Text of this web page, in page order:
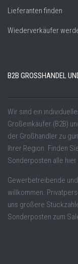
Lieferanten finden
Wiederverkäufer
B2B GROSSHANDEL
Wir sind ein
Großeinkäufer (B2B)
der Großhändler zu
Ihrer Region. Finden
Sonderposten alle
Gewerbetreibende
willkommen.
uns größere
Sonderposten zum